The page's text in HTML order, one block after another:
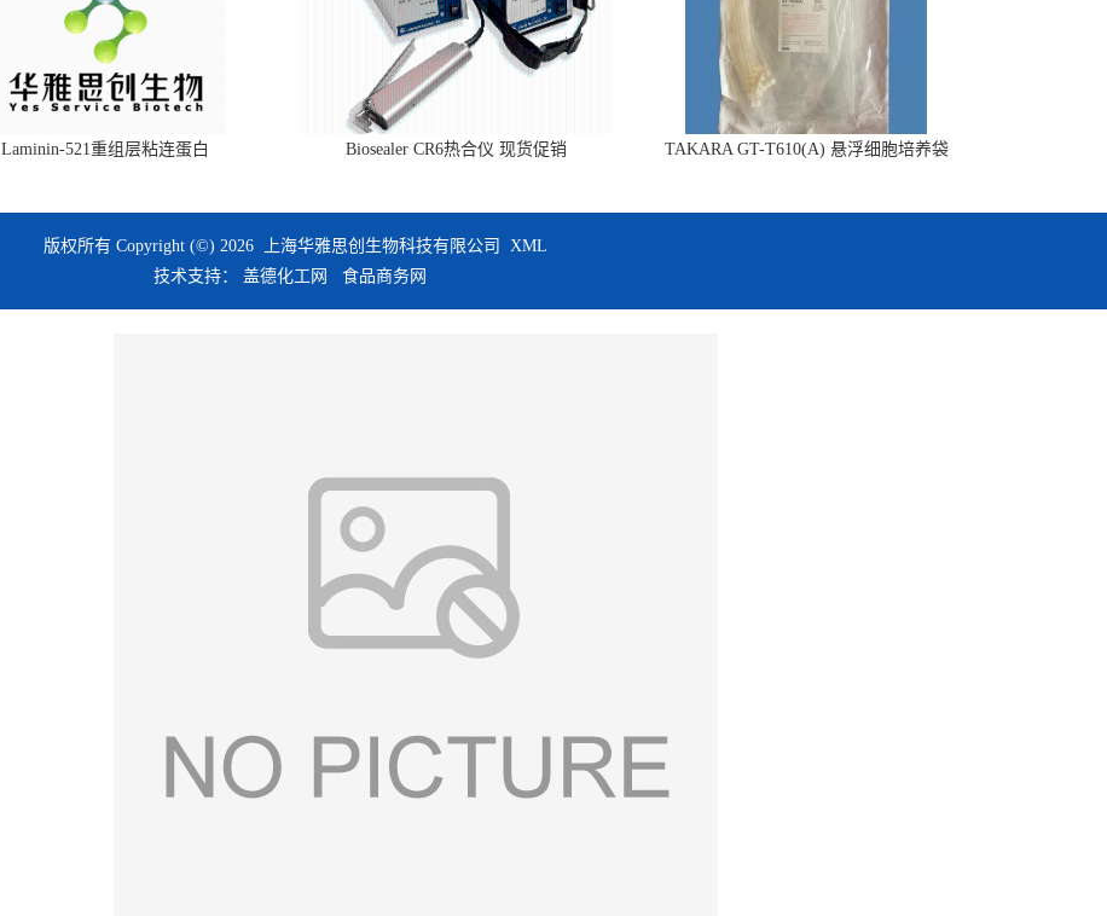
Laminin-521重组层粘连蛋白 Biosealer CR6热合仪 现货促销 TAKARA GT-T610(A) 悬浮细胞培养袋
版权所有 Copyright (©) 2026 上海华雅思创生物科技有限公司
XML
技术支持： 盖德化工网 食品商务网